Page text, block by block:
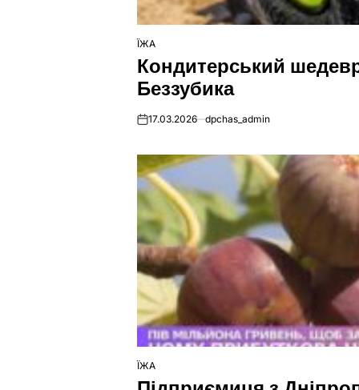
ОПУБЛІКУВАТИ
У
ЇЖА
Кондитерський
Беззубика
on17.03.2026 dpchas_admin
ОПУБЛІКУВАТИ
У
ЇЖА